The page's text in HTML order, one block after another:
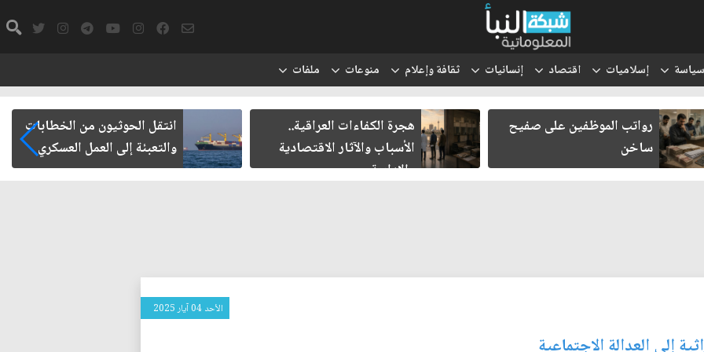
سياسة إسلاميات اقتصاد إنسانيات ثقافة وإعلام منوعات ملفات
رواتب الموظفين على صفيح
ساخن
هجرة الكفاءات العراقية..
الأسباب والآثار الاقتصادية
والإدارية
انتقل الحوثيون من الخطابات
والتعبئة إلى العمل العسكري
الأحد 04 آيار 2025